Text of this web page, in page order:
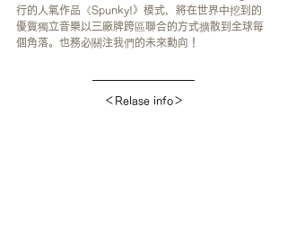
行的人氣作品《Spunky!》模式，將在世界中挖到的
優質獨立音樂以三廠牌跨區聯合的方式擴散到全球每
個角落。也務必關注我們的未來動向！
＜Relase info＞